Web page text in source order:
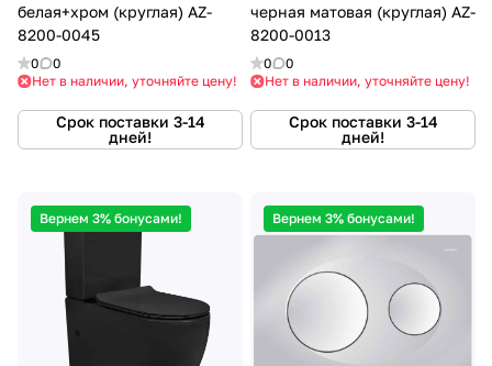
белая+хром (круглая) AZ-
8200-0045
0
0
Нет в наличии, уточняйте цену!
Срок поставки 3-14
дней!
черная матовая (круглая) AZ-
8200-0013
0
0
Нет в наличии, уточняйте цену!
Срок поставки 3-14
дней!
Вернем 3% бонусами! Вернем 3% бонусами!